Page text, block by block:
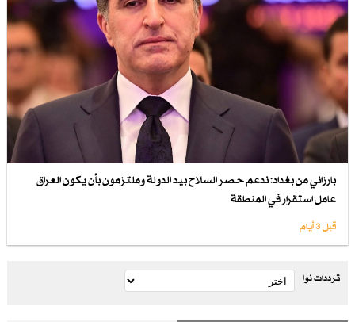
بارزاني من بغداد: ندعم حصر السلاح بيد الدولة وملتزمون بأن يكون العراق
عامل استقرار في المنطقة
قبل 3 أيام
ترددات نوا